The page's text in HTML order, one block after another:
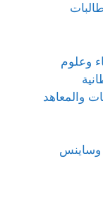
وعلوم
والمعاهد
وساينس